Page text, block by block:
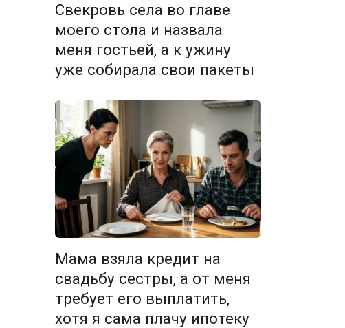
Свекровь села во главе
моего стола и назвала
меня гостьей, а к ужину
уже собирала свои пакеты
Мама взяла кредит на
свадьбу сестры, а от меня
требует его выплатить,
хотя я сама плачу ипотеку